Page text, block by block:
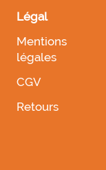
Légal
Mentions
légales
CGV
Retours